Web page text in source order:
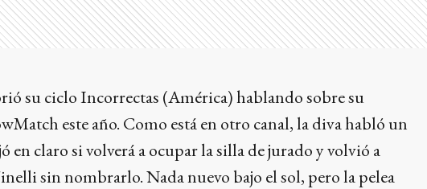
su ciclo Incorrectas (América) hablando sobre su
este año. Como está en otro canal, la diva habló un
en claro si volverá a ocupar la silla de jurado y volvió a
sin nombrarlo. Nada nuevo bajo el sol, pero la pelea